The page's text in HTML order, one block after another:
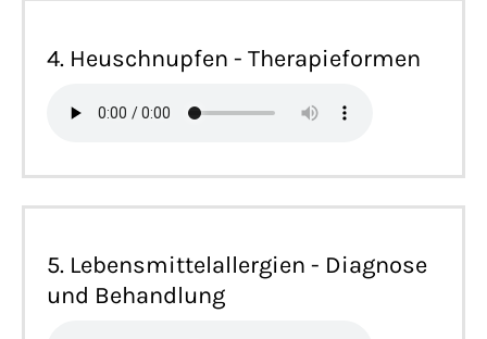
4. Heuschnupfen - Therapieformen
5. Lebensmittelallergien - Diagnose
und Behandlung